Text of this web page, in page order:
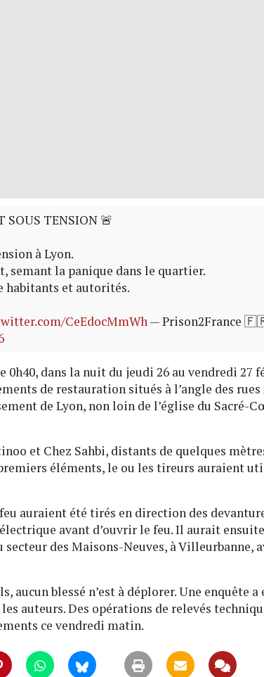
SOUS TENSION 🚨
à Lyon.
semant la panique dans le quartier.
habitants et autorités.
CeEdocMmWh — Prison2France
0h40, dans la nuit du jeudi 26 au vendredi 27
de restauration situés à l’angle des
de Lyon, non loin de l’église du Sacré-
et Chez Sahbi, distants de quelques
éléments, le ou les tireurs auraient
auraient été tirés en direction des
avant d’ouvrir le feu. Il aurait
des Maisons-Neuves, à Villeurbanne,
aucun blessé n’est à déplorer. Une enquête a
auteurs. Des opérations de relevés
ce vendredi matin.